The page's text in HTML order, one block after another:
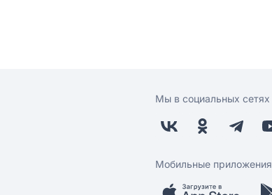
Мы в социальных сетях
Мобильные приложения